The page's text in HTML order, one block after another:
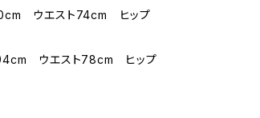
ウエスト74cm ヒップ
94cm ウエスト78cm ヒップ